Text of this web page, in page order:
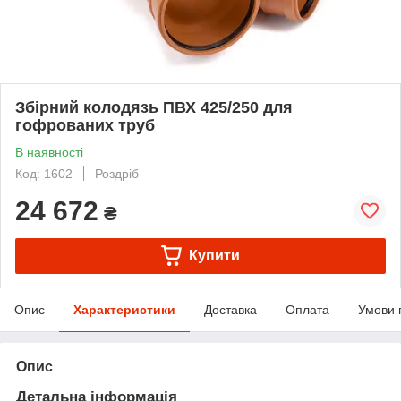
Збірний колодязь ПВХ 425/250 для
гофрованих труб
В наявності
Код: 1602
Роздріб
24 672 ₴
Купити
Опис Характеристики Доставка Оплата Умови
Опис
Детальна інформація